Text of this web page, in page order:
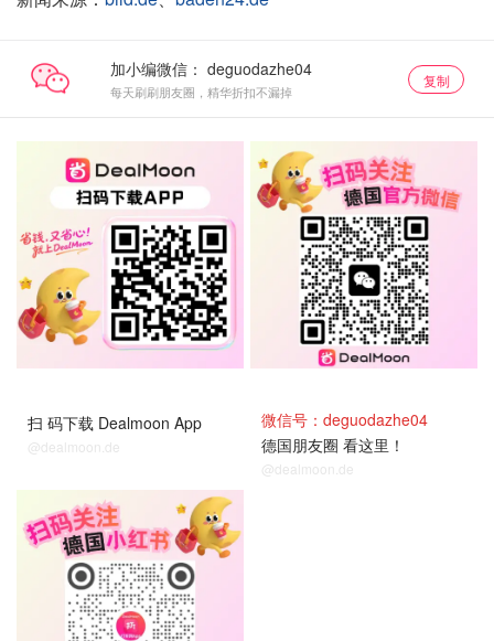
加小编微信：
每天刷刷朋友圈，精华折扣不漏掉
复制
扫 码下载 Dealmoon App
@dealmoon.de
微信号：deguodazhe04
德国朋友圈 看这里！
@dealmoon.de